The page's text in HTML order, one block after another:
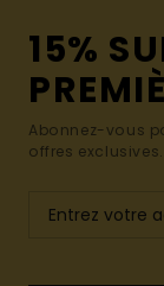
15%
Abonnez-vous
offres exclusives.